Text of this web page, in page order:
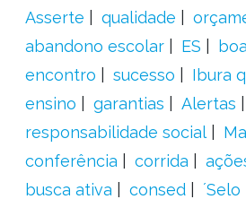
Asserte
qualidade
abandono escolar
ES
encontro
sucesso
Ibura
ensino
garantias Alertas
responsabilidade social
conferência
corrida
busca ativa
consed